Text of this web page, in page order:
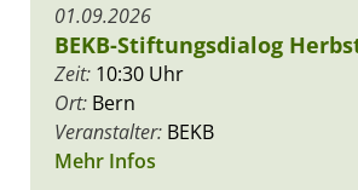
01.09.2026
BEKB-Stiftungsdialog
Zeit: 10:30 Uhr
Ort: Bern
Veranstalter: BEKB
Mehr Infos